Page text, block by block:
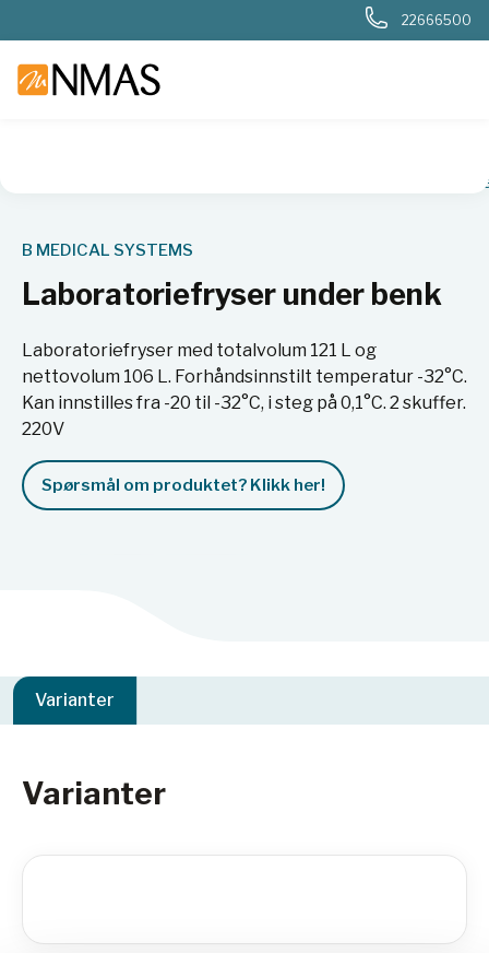
22666500
B MEDICAL SYSTEMS
Laboratoriefryser under benk
Laboratoriefryser med totalvolum 121 L og
nettovolum 106 L. Forhåndsinnstilt temperatur -32°C.
Kan innstilles fra -20 til -32°C, i steg på 0,1°C. 2 skuffer.
220V
Spørsmål om produktet? Klikk her!
Varianter
Varianter